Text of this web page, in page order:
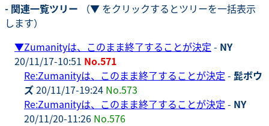
- 関連一覧ツリー （▼ をクリックするとツリーを一括表示
します）
▼Zumanityは、このまま終了することが決定 - NY
20/11/17-10:51 No.571
Re:Zumanityは、このまま終了することが決定 - 髭ボウ
ズ20/11/17-19:24 No.573
Re:Zumanityは、このまま終了することが決定 - NY
20/11/20-11:26 No.576